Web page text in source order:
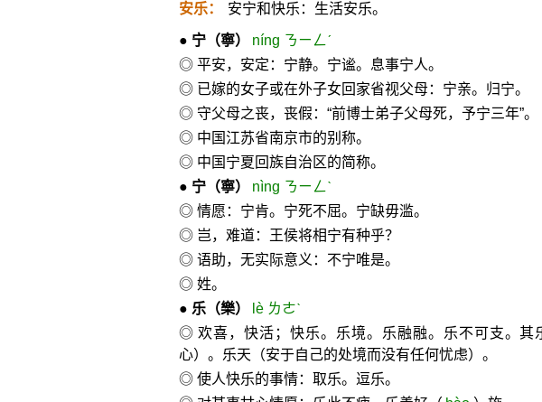
安乐： 安宁和快乐：生活安乐。
● 宁（寧）
níng ㄋㄧㄥˊ
◎ 平安，安定：宁静。宁谧。息事宁人。
◎ 已嫁的女子或在外子女回家省视父母：宁亲。归宁。
◎ 守父母之丧，丧假：“前博士弟子父母死，予宁三年”。
◎ 中国江苏省南京市的别称。
◎ 中国宁夏回族自治区的简称。
● 宁（寧）
nìng ㄋㄧㄥˋ
◎ 情愿：宁肯。宁死不屈。宁缺毋滥。
◎ 岂，难道：王侯将相宁有种乎？
◎ 语助，无实际意义：不宁唯是。
◎ 姓。
● 乐（樂）
lè ㄌㄜˋ
◎ 欢喜，快活；快乐。乐境。乐融融。乐不可支。其
心）。乐天（安于自己的处境而没有任何忧虑）。
◎ 使人快乐的事情：取乐。逗乐。